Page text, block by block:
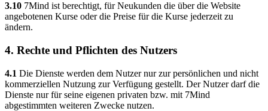
3.10 7Mind ist berechtigt, für Neukunden die über die Website
angebotenen Kurse oder die Preise für die Kurse jederzeit zu
ändern.
4. Rechte und Pflichten des Nutzers
4.1 Die Dienste werden dem Nutzer nur zur persönlichen und nicht
kommerziellen Nutzung zur Verfügung gestellt. Der Nutzer darf die
Dienste nur für seine eigenen privaten bzw. mit 7Mind
abgestimmten weiteren Zwecke nutzen.